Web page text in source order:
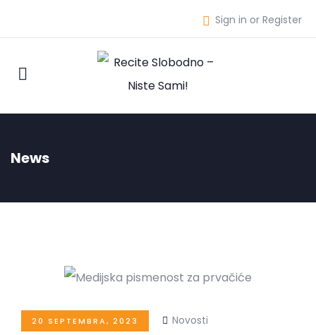
Sign in or Register
News
20 SEPTEMBRA, 2023 Novosti